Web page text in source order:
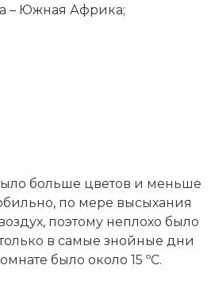
– Южная Африка;
больше цветов и меньше
по мере высыхания
поэтому неплохо было
в самые знойные дни
было около 15 ºC.